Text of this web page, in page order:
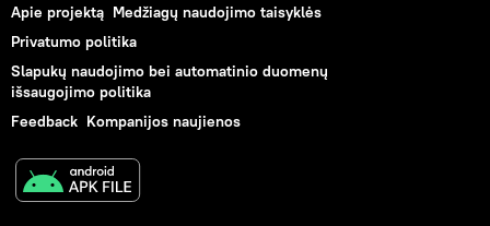
Apie projektą Medžiagų naudojimo taisyklės
Privatumo politika
Slapukų naudojimo bei automatinio duomenų
išsaugojimo politika
Feedback Kompanijos naujienos